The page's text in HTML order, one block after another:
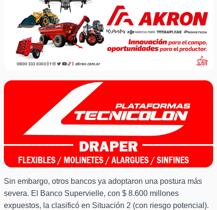
Sin embargo, otros bancos ya adoptaron una postura más
severa. El Banco Supervielle, con $ 8.600 millones
expuestos, la clasificó en Situación 2 (con riesgo potencial).